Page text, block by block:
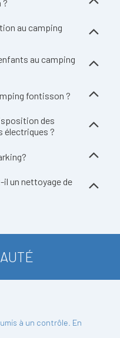
?
au camping
au camping
fontisson ?
des
électriques ?
un nettoyage de
à un contrôle. En